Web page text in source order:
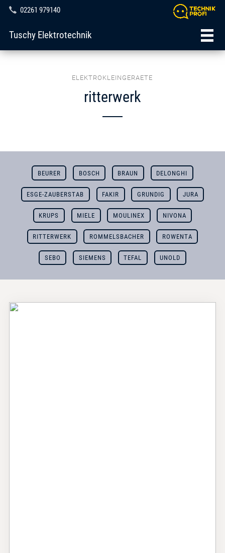
02261 979140
Tuschy Elektrotechnik
ELEKTROKLEINGERAETE
ritterwerk
BEURER BOSCH BRAUN DELONGHI
ESGE-ZAUBERSTAB FAKIR GRUNDIG JURA
KRUPS MIELE MOULINEX NIVONA
RITTERWERK ROMMELSBACHER ROWENTA
SEBO SIEMENS TEFAL UNOLD